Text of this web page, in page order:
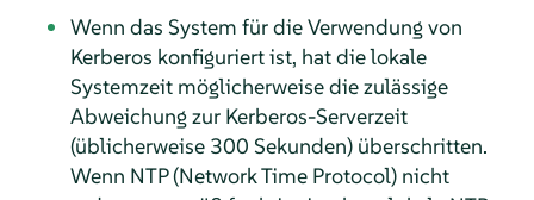
Wenn das System für die Verwendung von
Kerberos konfiguriert ist, hat die lokale
Systemzeit möglicherweise die zulässige
Abweichung zur Kerberos-Serverzeit
(üblicherweise 300 Sekunden) überschritten.
Wenn NTP (Network Time Protocol) nicht